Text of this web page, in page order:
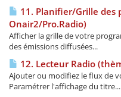
11. Planifier/Grille des
Onair2/Pro.Radio)
Afficher la grille de votre
des émissions diffusées...
12. Lecteur Radio
Ajouter ou modifiez le flux de
Paramétrer l'affichage du titre...